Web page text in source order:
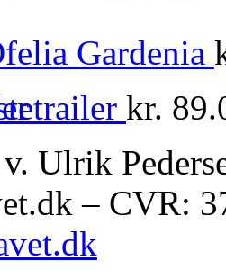
Gardenia
kr.
v. Ulrik
– CVR: